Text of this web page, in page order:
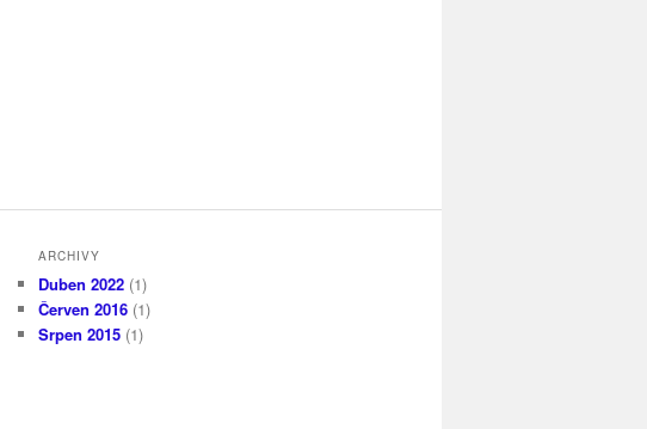
ARCHIVY
Duben 2022(1)
Červen 2016(1)
Srpen 2015(1)